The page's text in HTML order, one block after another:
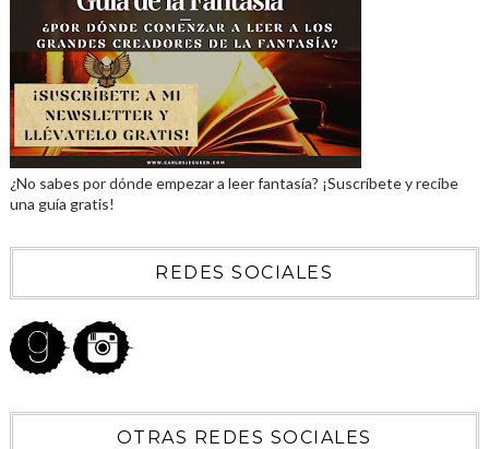
¿No sabes por dónde empezar a leer fantasía? ¡Suscríbete y recibe
una guía gratis!
REDES SOCIALES
OTRAS REDES SOCIALES